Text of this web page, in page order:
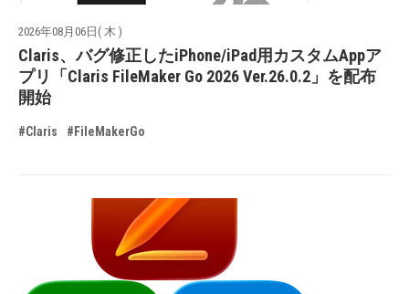
2026年08月06日( 木 )
Claris、バグ修正したiPhone/iPad用カスタムAppア
プリ「Claris FileMaker Go 2026 Ver.26.0.2」を配布
開始
#Claris #FileMakerGo